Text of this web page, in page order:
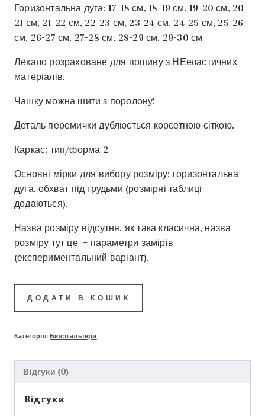
Горизонтальна дуга: 17-18 см, 18-19 см, 19-20 см, 20-
21 см, 21-22 см, 22-23 см, 23-24 см, 24-25 см, 25-26
см, 26-27 см, 27-28 см, 28-29 см, 29-30 см
Лекало розраховане для пошиву з НЕеластичних
матеріалів.
Чашку можна шити з поролону!
Деталь перемички дублюється корсетною сіткою.
Каркас: тип/форма 2
Основні мірки для вибору розміру; горизонтальна
дуга, обхват під грудьми (розмірні таблиці
додаються).
Назва розміру відсутня, як така класична, назва
розміру тут це – параметри замірів
(експериментальний варіант).
ДОДАТИ В КОШИК
Категорія:Бюстгальтери
Відгуки (0)
Відгуки